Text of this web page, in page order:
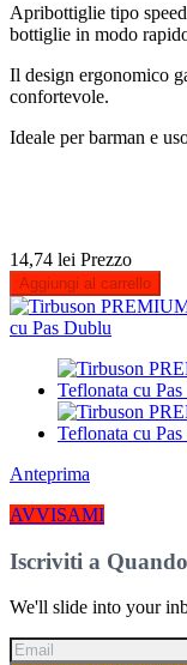
Apribottiglie tipo
bottiglie in modo
Il design ergonomico
confortevole.
Ideale per barman e
14,74 lei Prezzo
Aggiungi al carrello
Anteprima
AVVISAMI
Iscriviti a
We'll slide into your